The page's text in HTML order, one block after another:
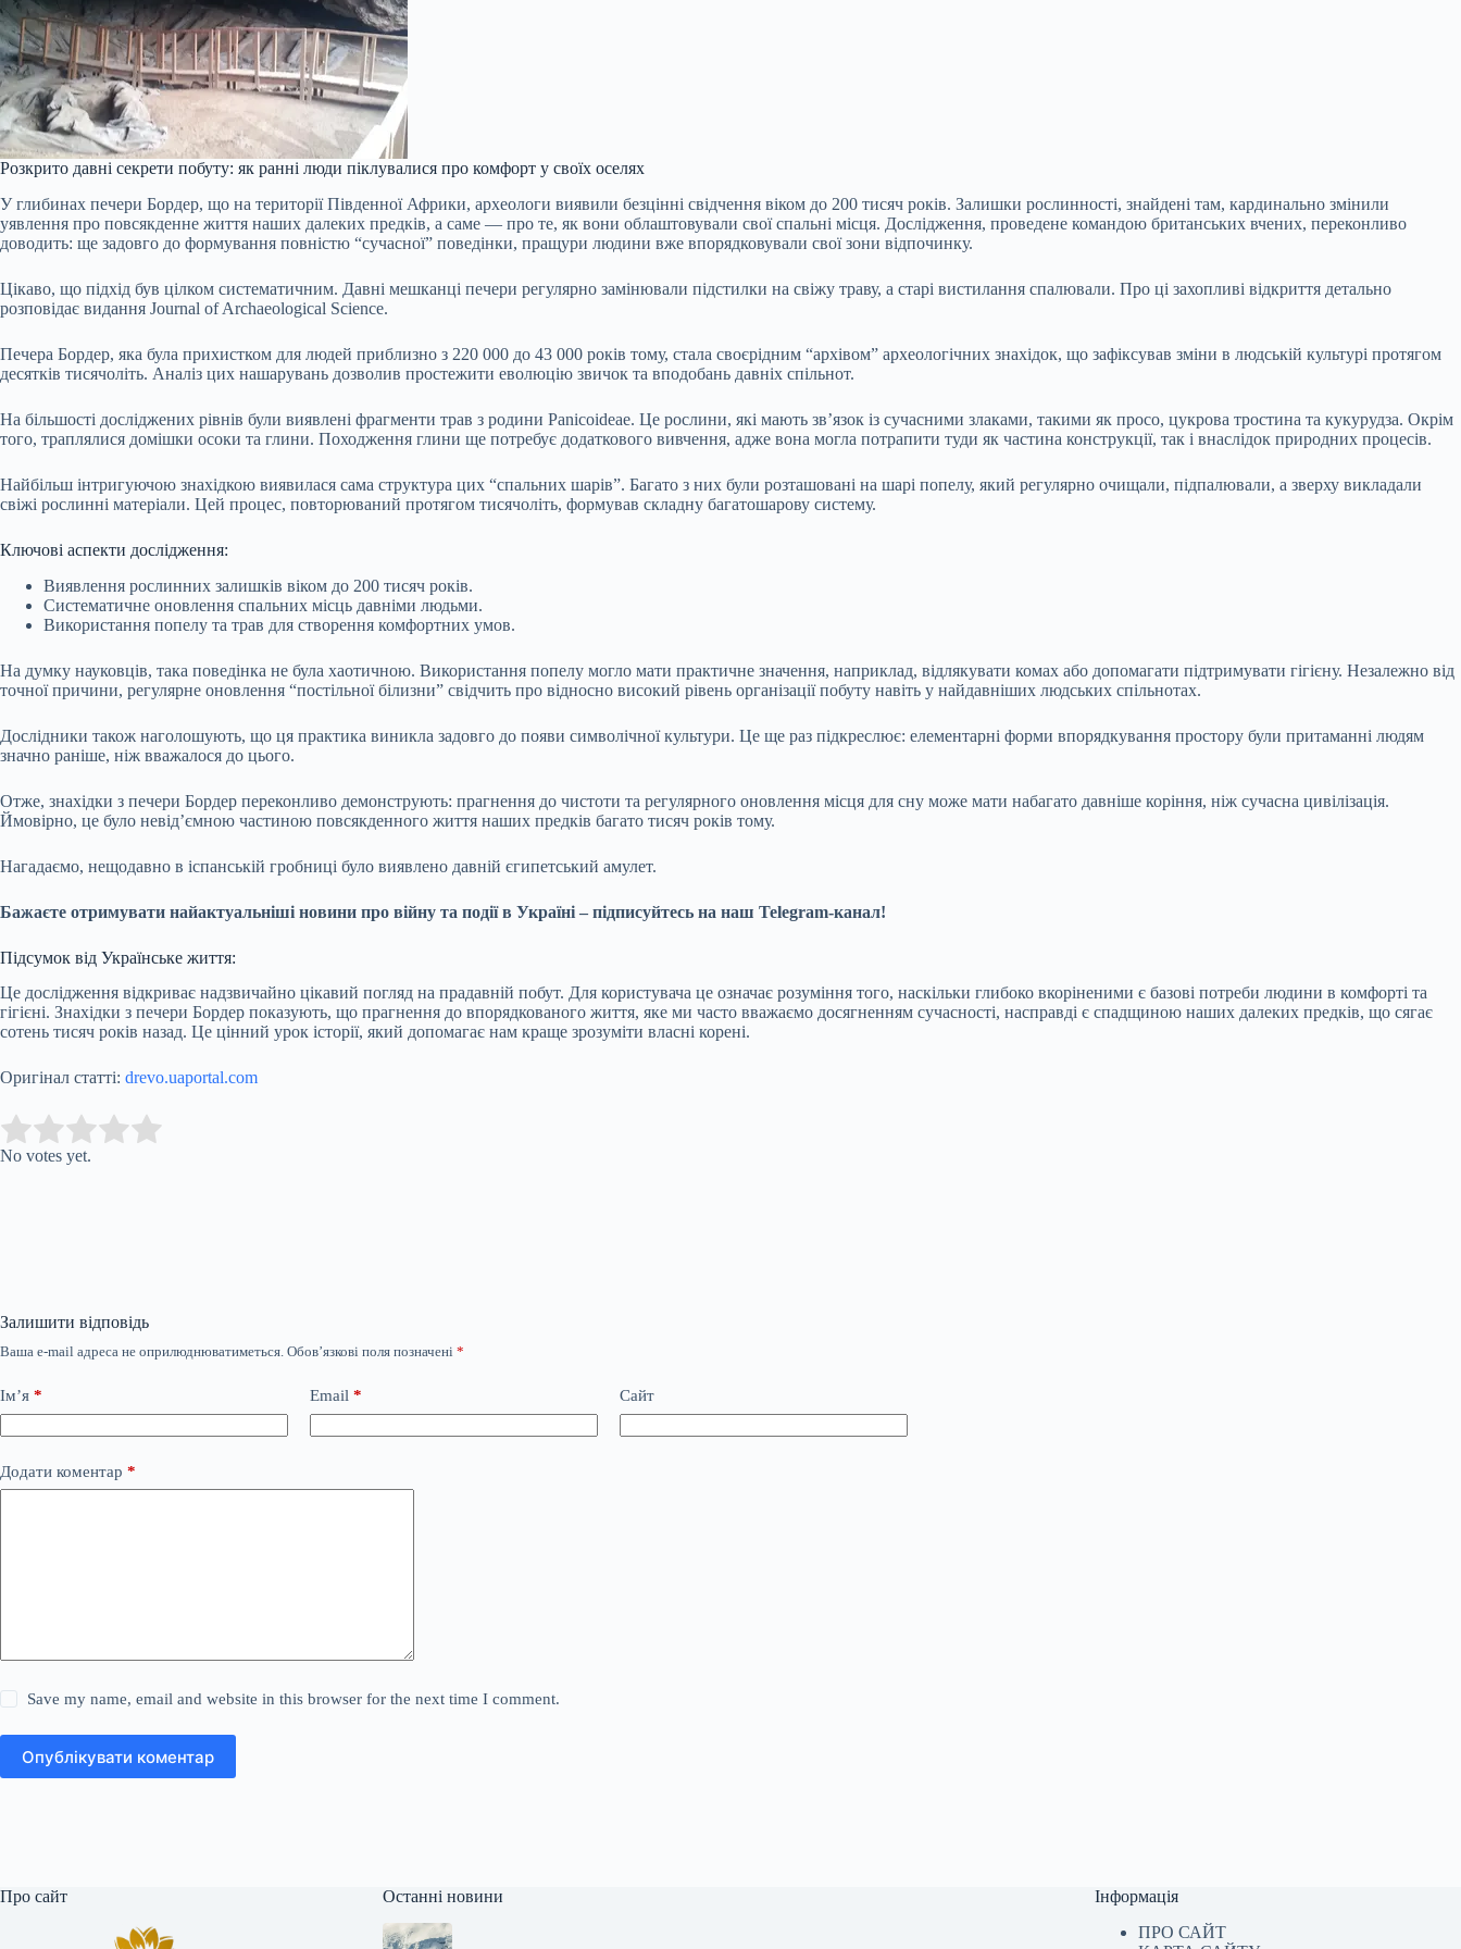
Розкрито давні секрети побуту: як ранні люди піклувалися про комфорт у своїх оселях
У глибинах печери Бордер, що на території Південної Африки, археологи виявили безцінні свідчення віком до 200 тисяч років. Залишки рослинності, знайдені там, кардинально змінили
уявлення про повсякденне життя наших далеких предків, а саме — про те, як вони облаштовували свої спальні місця. Дослідження, проведене командою британських вчених, переконливо
доводить: ще задовго до формування повністю “сучасної” поведінки, пращури людини вже впорядковували свої зони відпочинку.
Цікаво, що підхід був цілком систематичним. Давні мешканці печери регулярно замінювали підстилки на свіжу траву, а старі вистилання спалювали. Про ці захопливі відкриття детально
розповідає видання Journal of Archaeological Science.
Печера Бордер, яка була прихистком для людей приблизно з 220 000 до 43 000 років тому, стала своєрідним “архівом” археологічних знахідок, що зафіксував зміни в людській культурі протягом
десятків тисячоліть. Аналіз цих нашарувань дозволив простежити еволюцію звичок та вподобань давніх спільнот.
На більшості досліджених рівнів були виявлені фрагменти трав з родини Panicoideae. Це рослини, які мають зв’язок із сучасними злаками, такими як просо, цукрова тростина та кукурудза. Окрім
того, траплялися домішки осоки та глини. Походження глини ще потребує додаткового вивчення, адже вона могла потрапити туди як частина конструкції, так і внаслідок природних процесів.
Найбільш інтригуючою знахідкою виявилася сама структура цих “спальних шарів”. Багато з них були розташовані на шарі попелу, який регулярно очищали, підпалювали, а зверху викладали
свіжі рослинні матеріали. Цей процес, повторюваний протягом тисячоліть, формував складну багатошарову систему.
Ключові аспекти дослідження:
Виявлення рослинних залишків віком до 200 тисяч років.
Систематичне оновлення спальних місць давніми людьми.
Використання попелу та трав для створення комфортних умов.
На думку науковців, така поведінка не була хаотичною. Використання попелу могло мати практичне значення, наприклад, відлякувати комах або допомагати підтримувати гігієну. Незалежно від
точної причини, регулярне оновлення “постільної білизни” свідчить про відносно високий рівень організації побуту навіть у найдавніших людських спільнотах.
Дослідники також наголошують, що ця практика виникла задовго до появи символічної культури. Це ще раз підкреслює: елементарні форми впорядкування простору були притаманні людям
значно раніше, ніж вважалося до цього.
Отже, знахідки з печери Бордер переконливо демонструють: прагнення до чистоти та регулярного оновлення місця для сну може мати набагато давніше коріння, ніж сучасна цивілізація.
Ймовірно, це було невід’ємною частиною повсякденного життя наших предків багато тисяч років тому.
Нагадаємо, нещодавно в іспанській гробниці було виявлено давній єгипетський амулет.
Бажаєте отримувати найактуальніші новини про війну та події в Україні – підписуйтесь на наш Telegram-канал!
Підсумок від Українське життя:
Це дослідження відкриває надзвичайно цікавий погляд на прадавній побут. Для користувача це означає розуміння того, наскільки глибоко вкоріненими є базові потреби людини в комфорті та
гігієні. Знахідки з печери Бордер показують, що прагнення до впорядкованого життя, яке ми часто вважаємо досягненням сучасності, насправді є спадщиною наших далеких предків, що сягає
сотень тисяч років назад. Це цінний урок історії, який допомагає нам краще зрозуміти власні корені.
Оригінал статті: drevo.uaportal.com
Rate this item:
No votes yet.
Залишити відповідь
Ваша e-mail адреса не оприлюднюватиметься. Обов’язкові поля позначені *
Ім’я * Email * Сайт
Додати коментар *
Save my name, email and website in this browser for the next time I comment.
Опублікувати коментар
Про сайт Останні новини
Інформація
ПРО САЙТ